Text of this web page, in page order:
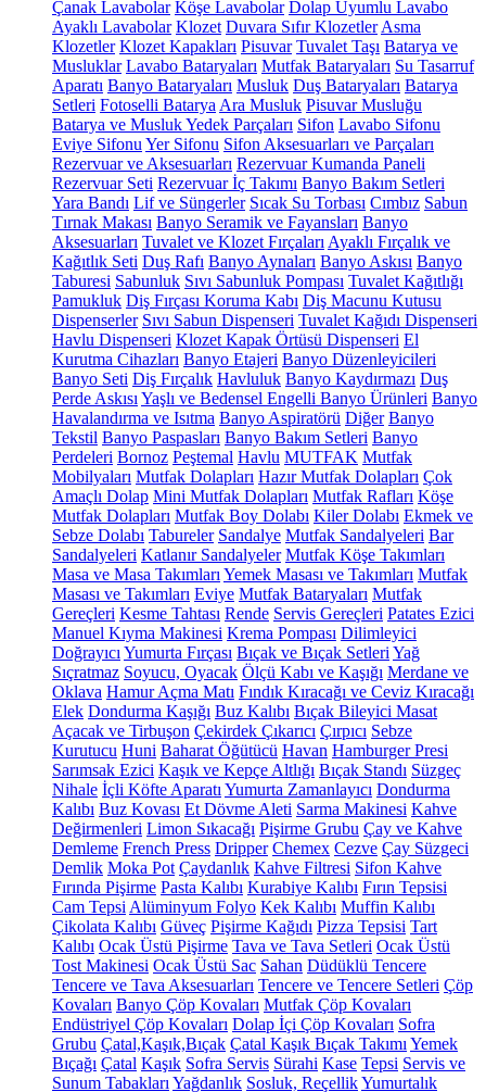
Çanak Lavabolar Köşe Lavabolar Dolap Uyumlu Lavabo
Ayaklı Lavabolar Klozet Duvara Sıfır Klozetler Asma
Klozetler Klozet Kapakları Pisuvar Tuvalet Taşı Batarya ve
Musluklar Lavabo Bataryaları Mutfak Bataryaları Su Tasarruf
Aparatı Banyo Bataryaları Musluk Duş Bataryaları Batarya
Setleri Fotoselli Batarya Ara Musluk Pisuvar Musluğu
Batarya ve Musluk Yedek Parçaları Sifon Lavabo Sifonu
Eviye Sifonu Yer Sifonu Sifon Aksesuarları ve Parçaları
Rezervuar ve Aksesuarları Rezervuar Kumanda Paneli
Rezervuar Seti Rezervuar İç Takımı Banyo Bakım Setleri
Yara Bandı Lif ve Süngerler Sıcak Su Torbası Cımbız Sabun
Tırnak Makası Banyo Seramik ve Fayansları Banyo
Aksesuarları Tuvalet ve Klozet Fırçaları Ayaklı Fırçalık ve
Kağıtlık Seti Duş Rafı Banyo Aynaları Banyo Askısı Banyo
Taburesi Sabunluk Sıvı Sabunluk Pompası Tuvalet Kağıtlığı
Pamukluk Diş Fırçası Koruma Kabı Diş Macunu Kutusu
Dispenserler Sıvı Sabun Dispenseri Tuvalet Kağıdı Dispenseri
Havlu Dispenseri Klozet Kapak Örtüsü Dispenseri El
Kurutma Cihazları Banyo Etajeri Banyo Düzenleyicileri
Banyo Seti Diş Fırçalık Havluluk Banyo Kaydırmazı Duş
Perde Askısı Yaşlı ve Bedensel Engelli Banyo Ürünleri Banyo
Havalandırma ve Isıtma Banyo Aspiratörü Diğer Banyo
Tekstil Banyo Paspasları Banyo Bakım Setleri Banyo
Perdeleri Bornoz Peştemal Havlu MUTFAK Mutfak
Mobilyaları Mutfak Dolapları Hazır Mutfak Dolapları Çok
Amaçlı Dolap Mini Mutfak Dolapları Mutfak Rafları Köşe
Mutfak Dolapları Mutfak Boy Dolabı Kiler Dolabı Ekmek ve
Sebze Dolabı Tabureler Sandalye Mutfak Sandalyeleri Bar
Sandalyeleri Katlanır Sandalyeler Mutfak Köşe Takımları
Masa ve Masa Takımları Yemek Masası ve Takımları Mutfak
Masası ve Takımları Eviye Mutfak Bataryaları Mutfak
Gereçleri Kesme Tahtası Rende Servis Gereçleri Patates Ezici
Manuel Kıyma Makinesi Krema Pompası Dilimleyici
Doğrayıcı Yumurta Fırçası Bıçak ve Bıçak Setleri Yağ
Sıçratmaz Soyucu, Oyacak Ölçü Kabı ve Kaşığı Merdane ve
Oklava Hamur Açma Matı Fındık Kıracağı ve Ceviz Kıracağı
Elek Dondurma Kaşığı Buz Kalıbı Bıçak Bileyici Masat
Açacak ve Tirbuşon Çekirdek Çıkarıcı Çırpıcı Sebze
Kurutucu Huni Baharat Öğütücü Havan Hamburger Presi
Sarımsak Ezici Kaşık ve Kepçe Altlığı Bıçak Standı Süzgeç
Nihale İçli Köfte Aparatı Yumurta Zamanlayıcı Dondurma
Kalıbı Buz Kovası Et Dövme Aleti Sarma Makinesi Kahve
Değirmenleri Limon Sıkacağı Pişirme Grubu Çay ve Kahve
Demleme French Press Dripper Chemex Cezve Çay Süzgeci
Demlik Moka Pot Çaydanlık Kahve Filtresi Sifon Kahve
Fırında Pişirme Pasta Kalıbı Kurabiye Kalıbı Fırın Tepsisi
Cam Tepsi Alüminyum Folyo Kek Kalıbı Muffin Kalıbı
Çikolata Kalıbı Güveç Pişirme Kağıdı Pizza Tepsisi Tart
Kalıbı Ocak Üstü Pişirme Tava ve Tava Setleri Ocak Üstü
Tost Makinesi Ocak Üstü Sac Sahan Düdüklü Tencere
Tencere ve Tava Aksesuarları Tencere ve Tencere Setleri Çöp
Kovaları Banyo Çöp Kovaları Mutfak Çöp Kovaları
Endüstriyel Çöp Kovaları Dolap İçi Çöp Kovaları Sofra
Grubu Çatal,Kaşık,Bıçak Çatal Kaşık Bıçak Takımı Yemek
Bıçağı Çatal Kaşık Sofra Servis Sürahi Kase Tepsi Servis ve
Sunum Tabakları Yağdanlık Sosluk, ReçellikYumurtalık